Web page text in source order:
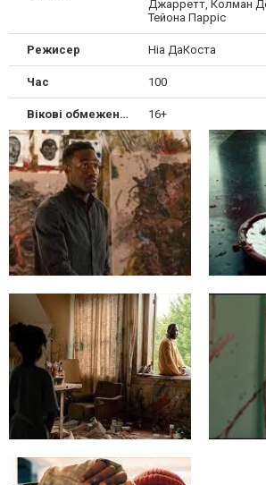
Джарретт, Колман
Тейона Парріс
Режисер Ніа ДаКоста
Час 100
Вікові обмеження 16+